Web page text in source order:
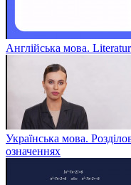
Англійська мова.
Українська мова.
означеннях